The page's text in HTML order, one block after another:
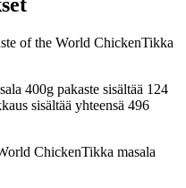
of the World ChickenTikka
400g pakaste sisältää 124
sisältää yhteensä 496
ChickenTikka masala